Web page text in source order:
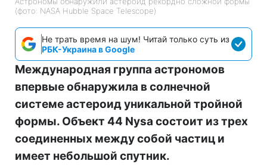
(фото: NASA Hubble Space Telescope)
Не трать время на шум! Читай только суть из
РБК-Украина в Google
Международная группа астрономов
впервые обнаружила в солнечной
системе астероид уникальной тройной
формы. Объект 44 Nysa состоит из трех
соединенных между собой частиц и
имеет небольшой спутник.